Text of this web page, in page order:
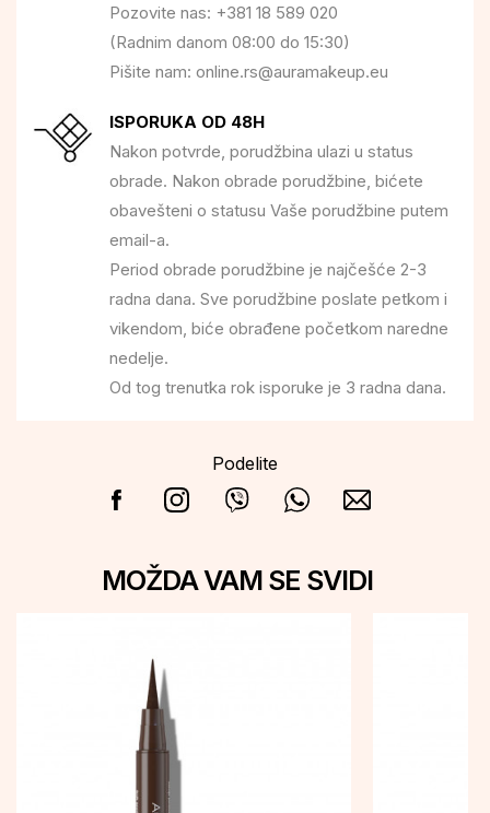
Pozovite nas: +381 18 589 020
(Radnim danom 08:00 do 15:30)
Pišite nam: online.rs@auramakeup.eu
ISPORUKA OD 48H
Nakon potvrde, porudžbina ulazi u status
obrade. Nakon obrade porudžbine, bićete
obavešteni o statusu Vaše porudžbine putem
email-a.
Period obrade porudžbine je najčešće 2-3
radna dana. Sve porudžbine poslate petkom i
vikendom, biće obrađene početkom naredne
nedelje.
Od tog trenutka rok isporuke je 3 radna dana.
Podelite
MOŽDA VAM SE SVIDI